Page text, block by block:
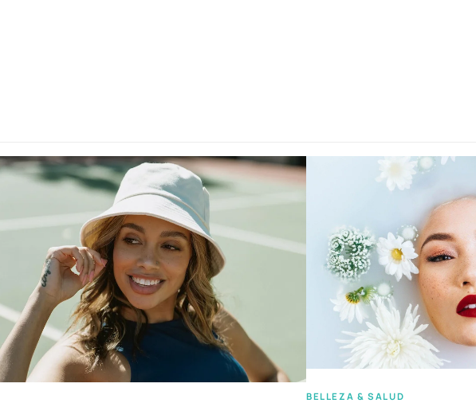
BELLEZA & SALUD